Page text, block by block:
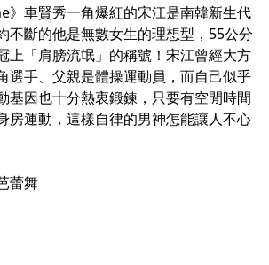
》車賢秀一角爆紅的宋江是南韓新生代
不斷的他是無數女生的理想型，55公分
上「肩膀流氓」的稱號！宋江曾經大方
選手、父親是體操運動員，而自己似乎
基因也十分熱衷鍛鍊，只要有空閒時間
房運動，這樣自律的男神怎能讓人不心
蕾舞